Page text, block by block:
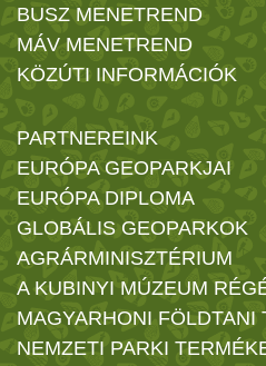
BUSZ MENETREND
MÁV MENETREND
KÖZÚTI INFORMÁCIÓK
PARTNEREINK
EURÓPA GEOPARKJAI
EURÓPA DIPLOMA
GLOBÁLIS GEOPARKOK
AGRÁRMINISZTÉRIUM
A KUBINYI MÚZEUM
MAGYARHONI FÖLDTANI
NEMZETI PARKI